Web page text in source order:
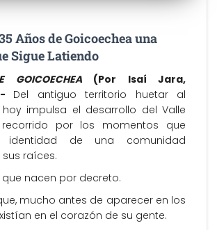
Años de Goicoechea una
Sigue Latiendo
(Por Isaí Jara,
Del antiguo territorio huetar al
impulsa el desarrollo del Valle
recorrido por los momentos que
identidad de una comunidad
raíces.
que nacen por decreto.
mucho antes de aparecer en los
en el corazón de su gente.